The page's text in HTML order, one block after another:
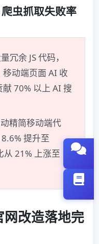
虫抓取失败率
冗余 JS 代码，
动端页面 AI 收
70% 以上 AI 搜
精简移动端代
提升至
从 21% 上涨至
改造落地完